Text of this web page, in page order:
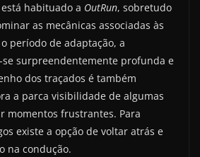
habituado a OutRun, sobretudo
as mecânicas associadas às
período de adaptação, a
surpreendentemente profunda e
dos traçados é também
a parca visibilidade de algumas
momentos frustrantes. Para
existe a opção de voltar atrás e
na condução.